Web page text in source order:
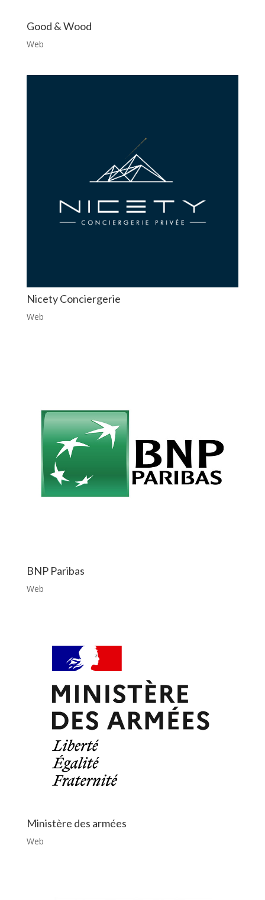
Good & Wood
Web
Nicety Conciergerie
Web
BNP Paribas
Web
Ministère des armées
Web